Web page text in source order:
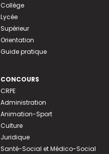
Collège
Lycée
Supérieur
Orientation
Guide pratique
CONCOURS
CRPE
Administration
Animation-Sport
Culture
Juridique
Santé-Social et Médico-Social